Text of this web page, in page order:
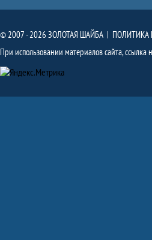
© 2007 - 2026 ЗОЛОТАЯ ШАЙБА |
При использовании материалов сайта, ссылка